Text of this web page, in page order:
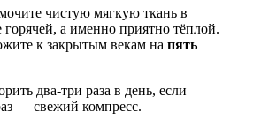
чистую мягкую ткань в
а именно приятно тёплой.
к закрытым векам на пять
два-три раза в день, если
— свежий компресс.